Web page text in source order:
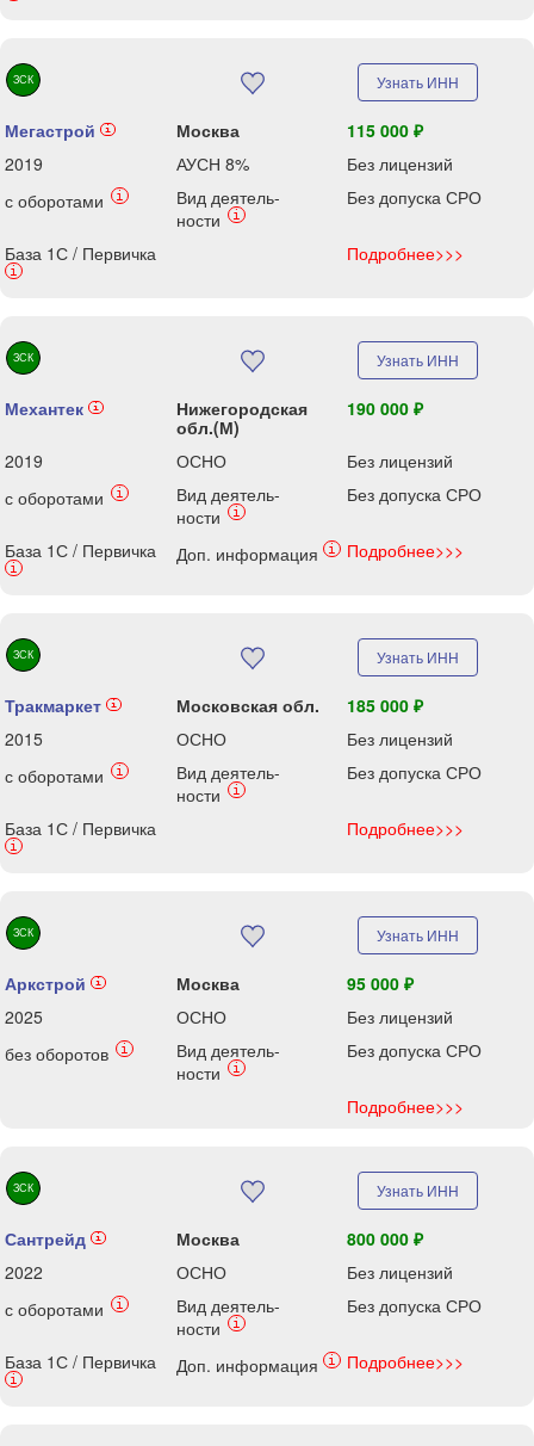
ЗСК Узнать ИНН
Мегастрой i Москва
115 000 ₽
2019
АУСН 8%
Без лицензий
с оборотами
i
Вид деятель-
ности
i
Без допуска СРО
База 1С / Первичка
i
Подробнее>>>
ЗСК Узнать ИНН
Механтек i
Нижегородская
обл.(М)
190 000 ₽
2019 ОСНО
Без лицензий
с оборотами
i
Вид деятель-
ности
i
Без допуска СРО
База 1С / Первичка
i
Доп. информация i Подробнее>>>
ЗСК Узнать ИНН
Тракмаркет i Московская обл.
185 000 ₽
2015
ОСНО
Без лицензий
с оборотами
i
Вид деятель-
ности
i
Без допуска СРО
База 1С / Первичка
i
Подробнее>>>
ЗСК Узнать ИНН
Аркстрой i Москва
95 000 ₽
2025
ОСНО
Без лицензий
без оборотов
i
Вид деятель-
ности
i
Без допуска СРО
Подробнее>>>
ЗСК Узнать ИНН
Сантрейд i Москва
800 000 ₽
2022
ОСНО
Без лицензий
с оборотами
i
Вид деятель-
ности
i
Без допуска СРО
База 1С / Первичка
i
Доп. информация i Подробнее>>>